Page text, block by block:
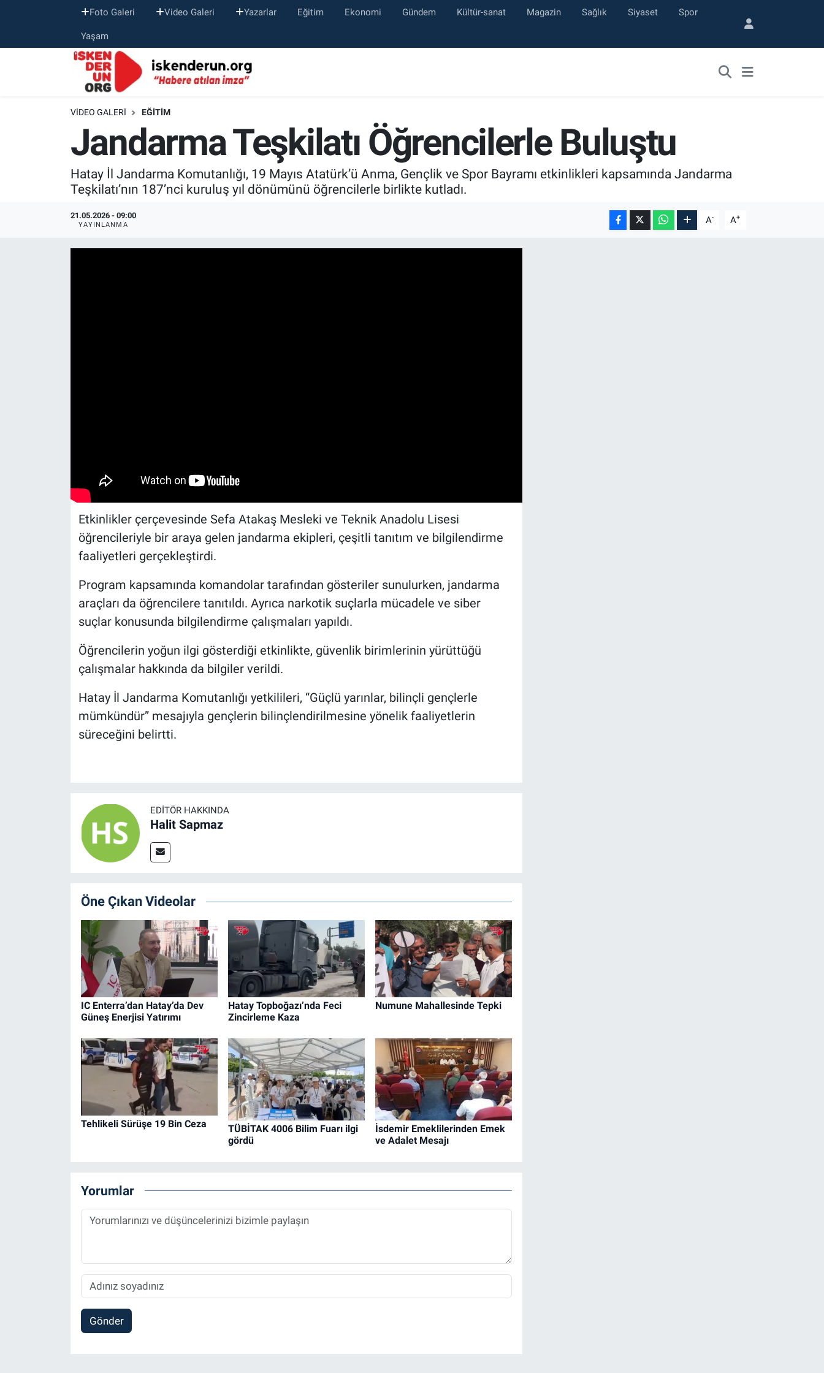
Foto Galeri Video Galeri Yazarlar Eğitim Ekonomi Gündem Kültür-sanat Magazin Sağlık Siyaset Spor
Yaşam
VIDEO GALERI EĞITIM
Jandarma Teşkilatı Öğrencilerle Buluştu
Hatay İl Jandarma Komutanlığı, 19 Mayıs Atatürk’ü Anma, Gençlik ve Spor Bayramı etkinlikleri kapsamında Jandarma
Teşkilatı’nın 187’nci kuruluş yıl dönümünü öğrencilerle birlikte kutladı.
21.05.2026 - 09:00
YAYINLANMA A- A+
Etkinlikler çerçevesinde Sefa Atakaş Mesleki ve Teknik Anadolu Lisesi
öğrencileriyle bir araya gelen jandarma ekipleri, çeşitli tanıtım ve bilgilendirme
faaliyetleri gerçekleştirdi.
Program kapsamında komandolar tarafından gösteriler sunulurken, jandarma
araçları da öğrencilere tanıtıldı. Ayrıca narkotik suçlarla mücadele ve siber
suçlar konusunda bilgilendirme çalışmaları yapıldı.
Öğrencilerin yoğun ilgi gösterdiği etkinlikte, güvenlik birimlerinin yürüttüğü
çalışmalar hakkında da bilgiler verildi.
Hatay İl Jandarma Komutanlığı yetkilileri, “Güçlü yarınlar, bilinçli gençlerle
mümkündür” mesajıyla gençlerin bilinçlendirilmesine yönelik faaliyetlerin
süreceğini belirtti.
EDITÖR HAKKINDA
Halit Sapmaz
Öne Çıkan Videolar
IC Enterra’dan Hatay’da Dev
Güneş Enerjisi Yatırımı
Hatay Topboğazı’nda Feci
Zincirleme Kaza
Numune Mahallesinde Tepki
Tehlikeli Sürüşe 19 Bin Ceza
TÜBİTAK 4006 Bilim Fuarı ilgi
gördü
İsdemir Emeklilerinden Emek
ve Adalet Mesajı
Yorumlar
Gönder